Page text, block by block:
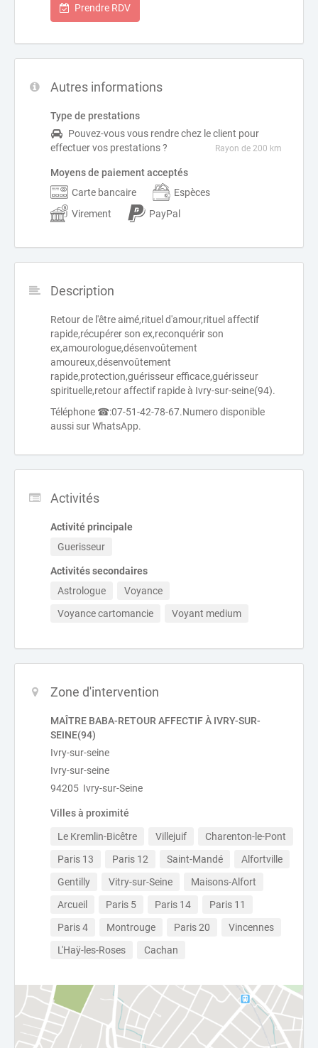
Prendre RDV
Autres informations
Type de prestations
Pouvez-vous vous rendre chez le client pour
effectuer vos prestations ?
Rayon de 200 km
Moyens de paiement acceptés
Carte bancaire
Espèces
Virement
PayPal
Description
Retour de l'être aimé,rituel d'amour,rituel affectif
rapide,récupérer son ex,reconquérir son
ex,amourologue,désenvoûtement
amoureux,désenvoûtement
rapide,protection,guérisseur efficace,guérisseur
spirituelle,retour affectif rapide à Ivry-sur-seine(94).
Téléphone ☎:07-51-42-78-67.Numero disponible
aussi sur WhatsApp.
Activités
Activité principale
Guerisseur
Activités secondaires
Astrologue
Voyance
Voyance cartomancie
Voyant medium
Zone d'intervention
MAÎTRE BABA-RETOUR AFFECTIF À IVRY-SUR-
SEINE(94)
Ivry-sur-seine
Ivry-sur-seine
94205 Ivry-sur-Seine
Villes à proximité
Le Kremlin-Bicêtre Villejuif
Charenton-le-Pont
Paris 13
Paris 12 Saint-Mandé
Alfortville
Gentilly
Vitry-sur-Seine
Maisons-Alfort
Arcueil
Paris 5 Paris 14
Paris 11
Paris 4
Montrouge Paris 20
Vincennes
L'Haÿ-les-Roses
Cachan